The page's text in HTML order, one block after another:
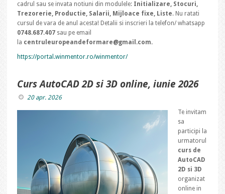
cadrul sau se invata notiuni din modulele: Initializare, Stocuri,
Trezorerie, Productie, Salarii, Mijloace fixe, Liste. Nu ratati
cursul de vara de anul acesta! Detalii si inscrieri la telefon/ whatsapp
0748.687.407 sau pe email
la centruleuropeandeformare@gmail.com.
https://portal.winmentor.ro/winmentor/
Curs AutoCAD 2D si 3D online, iunie 2026
20 apr. 2026
Te invitam
sa
participi la
urmatorul
curs de
AutoCAD
2D si 3D
organizat
online in